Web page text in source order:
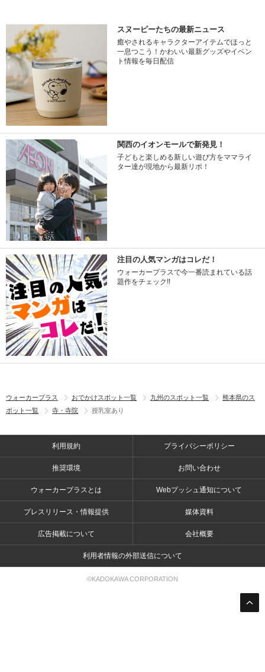
スヌーピーたちの最新ニュース
癒やされるキャラクターアイテムでほっと
一息つこう！かわいい最新グッズやイベン
ト情報を毎日配信
関西のイオンモールで新発見！
子どもと楽しめる新しい遊び方をママライ
ター達が現地から最新リポ！
注目の人気マンガはコレだ！
ウォーカープラスで今一番読まれている話
題作をチェック!!
ウォーカープラス おでかけスポット一覧 九州のスポット一覧
熊本県のス
ポット一覧
寺・寺院 授乳室あり
利用規約 プライバシーポリシー
推奨環境 お問い合わせ
ウォーカープラスとは Webプッシュ通知について
プレスリリース・情報提供 媒体資料
広告掲載について 会社概要
利用者情報の外部送信について
©KADOKAWA CORPORATION